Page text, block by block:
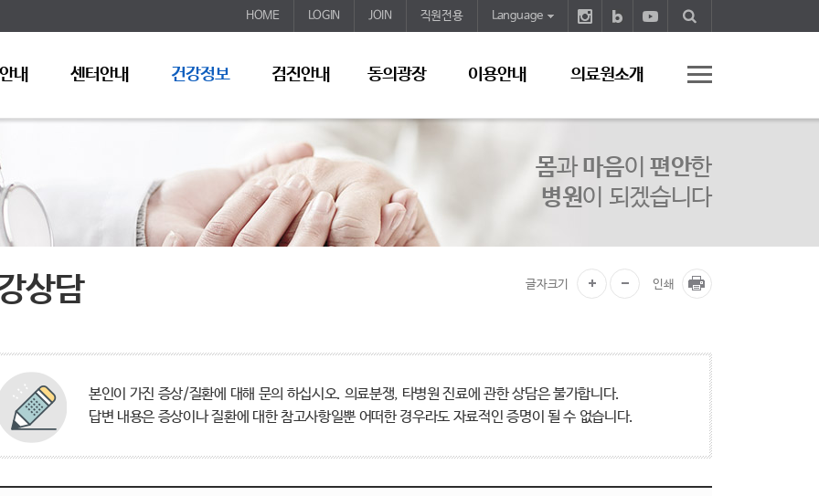
HOME LOGIN JOIN 직원전용 Language
내 센터안내 건강정보 검진안내 동의광장 이용안내 의료원소개
몸과 마음이 편안한
병원이 되겠습니다
상담 글자크기 인쇄
본인이 가진 증상/질환에 대해 문의 하십시오. 의료분쟁, 타병원 진료에 관한 상담은 불가합니다.
답변 내용은 증상이나 질환에 대한 참고사항일뿐 어떠한 경우라도 자료적인 증명이 될 수 없습니다.